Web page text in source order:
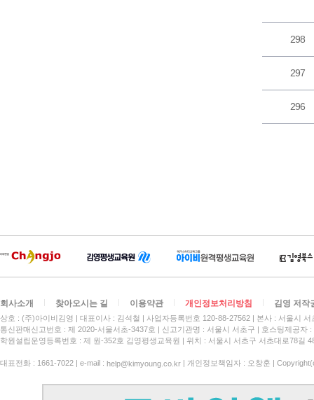
298
297
296
회사소개 찾아오시는 길 이용약관 개인정보처리방침 김영 저작
상호 : (주)아이비김영 대표이사 : 김석철 사업자등록번호 120-88-27562
본사 : 서울시
통신판매신고번호 : 제 2020-서울서초-3437호
신고기관명 : 서울시 서초구
호스팅제공자
학원설립운영등록번호 : 제 원-352호 김영평생교육원 | 위치 : 서울시 서초구 서초대로78길
대표전화 : 1661-7022 | e-mail : help@kimyoung.co.kr | 개인정보책임자 : 오창훈 |